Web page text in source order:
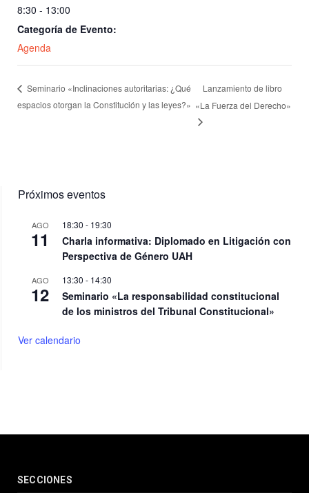
8:30 - 13:00
Categoría de Evento:
Agenda
Seminario «Inclinaciones autoritarias: ¿Qué
espacios otorgan la Constitución y las leyes?»
Lanzamiento de libro
«La Fuerza del Derecho»
Próximos eventos
AGO
11
18:30 - 19:30
Charla informativa: Diplomado en Litigación con
Perspectiva de Género UAH
AGO
12
13:30 - 14:30
Seminario «La responsabilidad constitucional
de los ministros del Tribunal Constitucional»
Ver calendario
SECCIONES